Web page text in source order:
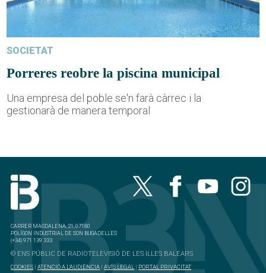
SOCIETAT
Porreres reobre la piscina municipal
Una empresa del poble se'n farà càrrec i la
gestionarà de manera temporal
CARRER MAGDALENA, 21, 07180
POLÍGON INDUSTRIAL DE SON BUGADELLES
(+34) 971 139 333
© ENS PÚBLIC DE RADIOTELEVISIÓ DE LES ILLES BALEARS
COOKIES |ATENCIÓ A L'AUDIÈNCIA |AVÍS LEGAL | PORTAL PRIVACITAT